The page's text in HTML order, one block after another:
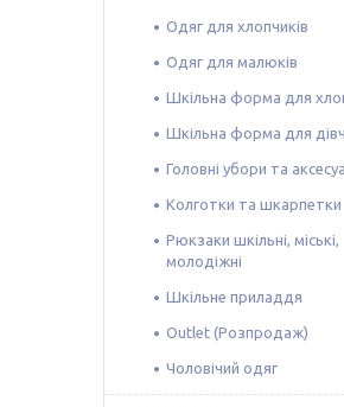
Одяг для хлопчиків
Одяг для малюків
Шкільна форма для
Шкільна форма для
Головні убори та
Колготки та шкарпетки
Рюкзаки шкільні, міські,
молодіжні
Шкільне приладдя
Outlet (Розпродаж)
Чоловічий одяг